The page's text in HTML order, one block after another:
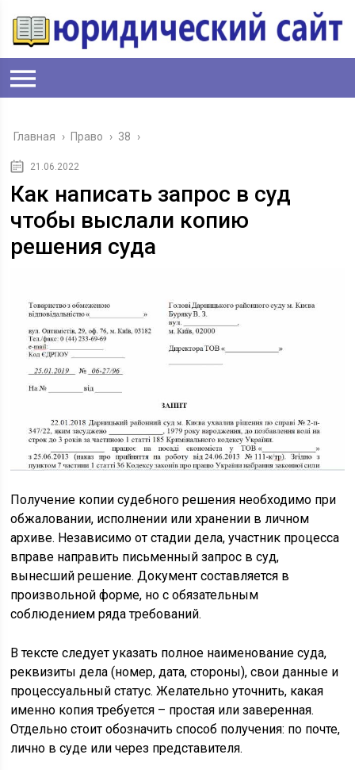
Главная › Право › 38 ›
21.06.2022
Как написать запрос в суд
чтобы выслали копию
решения суда
Получение копии судебного решения необходимо при
обжаловании, исполнении или хранении в личном
архиве. Независимо от стадии дела, участник процесса
вправе направить письменный запрос в суд,
вынесший решение. Документ составляется в
произвольной форме, но с обязательным
соблюдением ряда требований.
В тексте следует указать полное наименование суда,
реквизиты дела (номер, дата, стороны), свои данные и
процессуальный статус. Желательно уточнить, какая
именно копия требуется – простая или заверенная.
Отдельно стоит обозначить способ получения: по почте,
лично в суде или через представителя.